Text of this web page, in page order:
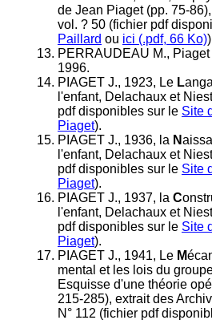
de Jean Piaget (pp. 75-
vol. ? 50 (fichier pdf
Paillard ou ici (.pdf, 66 Ko)
PERRAUDEAU M.,
1996.
PIAGET J., 1923, Le L
l'enfant, Delachaux et
pdf disponibles sur le Site
Piaget).
PIAGET J., 1936, la N
l'enfant, Delachaux et
pdf disponibles sur le Site
Piaget).
PIAGET J., 1937, la C
l'enfant, Delachaux et
pdf disponibles sur le Site
Piaget).
PIAGET J., 1941, Le M
mental et les lois du
Esquisse d'une théorie
215-285), extrait des
N° 112 (fichier pdf